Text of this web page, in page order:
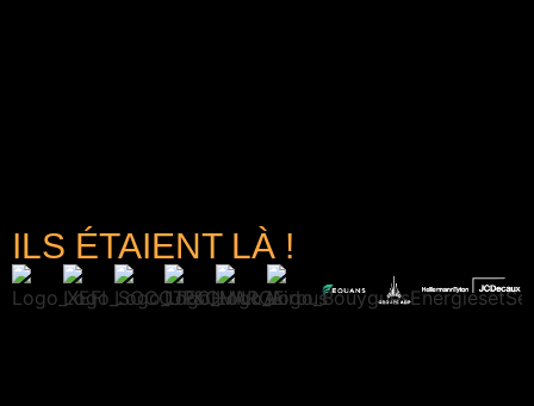
ILS ÉTAIENT LÀ !